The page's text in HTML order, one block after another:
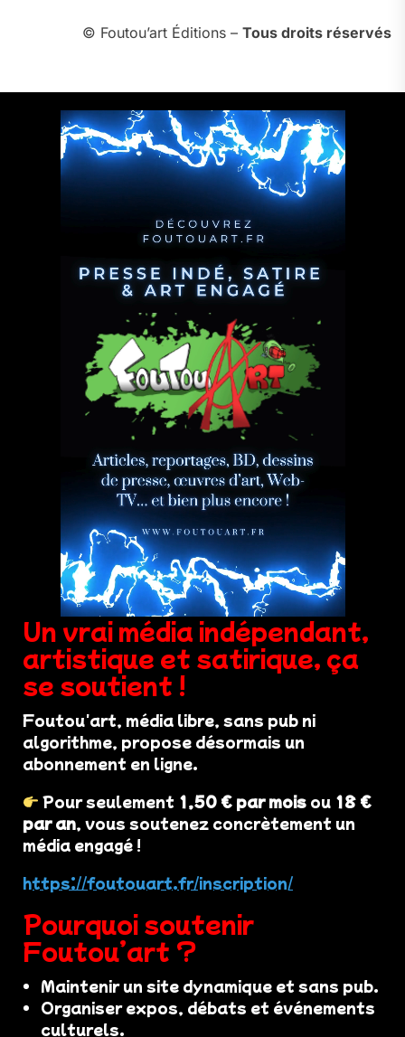
© Foutou’art Éditions – Tous droits réservés
Un vrai média indépendant,
artistique et satirique, ça
se soutient !
Foutou'art, média libre, sans pub ni
algorithme, propose désormais un
abonnement en ligne.
Pour seulement 1,50 € par mois ou 18 €
par an, vous soutenez concrètement un
média engagé !
https://foutouart.fr/inscription/
Pourquoi soutenir
Foutou’art ?
Maintenir un site dynamique et sans pub.
Organiser expos, débats et événements
culturels.